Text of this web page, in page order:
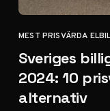
KATEGORI
MEST PRISVÄRDA
Sveriges
2024: 10
alternativ